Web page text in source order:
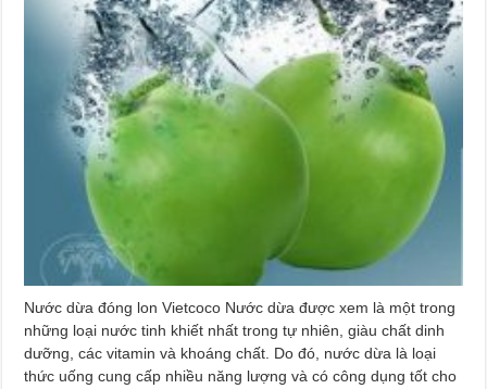
Nước dừa đóng lon Vietcoco Nước dừa được xem là một trong
những loại nước tinh khiết nhất trong tự nhiên, giàu chất dinh
dưỡng, các vitamin và khoáng chất. Do đó, nước dừa là loại
thức uống cung cấp nhiều năng lượng và có công dụng tốt cho